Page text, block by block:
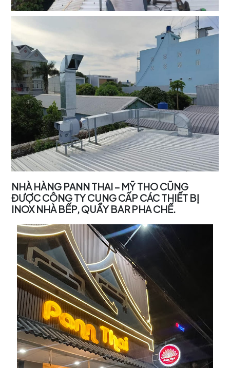
NHÀ HÀNG PANN THAI – MỸ THO CŨNG
ĐƯỢC CÔNG TY CUNG CẤP CÁC THIẾT BỊ
INOX NHÀ BẾP, QUẦY BAR PHA CHẾ.